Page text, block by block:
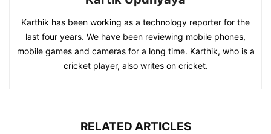
Karthik has been working as a technology reporter for the
last four years. We have been reviewing mobile phones,
mobile games and cameras for a long time. Karthik, who is a
cricket player, also writes on cricket.
RELATED ARTICLES